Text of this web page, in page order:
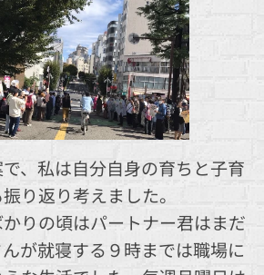
、私は自分自身の育ちと子育
り返り考えました。
りの頃はパートナー君はまだ
が就寝する９時までは職場に